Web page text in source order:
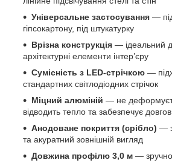
Універсальне застосування —
гіпсокартону, під штукатурку
Врізна конструкція — ідеальний
архітектурні елементи інтер’єру
Сумісність з LED-стрічкою —
стандартних світлодіодних стрічок
Міцний алюміній — не
відводить тепло та забезпечує
Анодоване покриття (срібло) —
та акуратний зовнішній вигляд
Довжина профілю 3,0 м — зручно